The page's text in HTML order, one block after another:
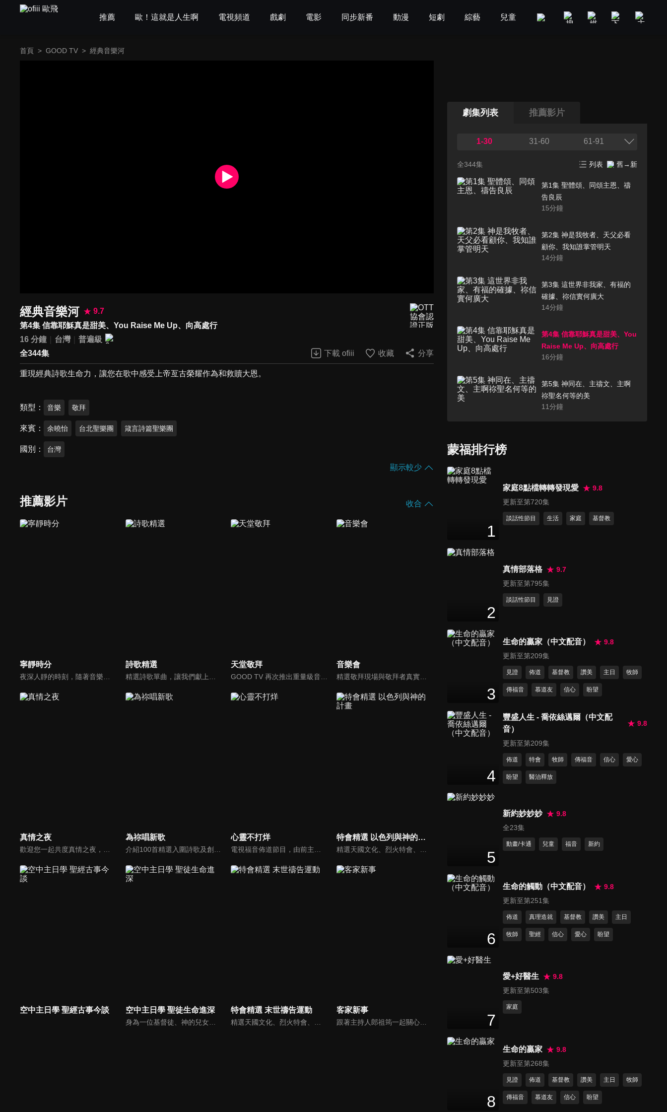
推薦 歐！這就是人生啊 電視頻道 戲劇 電影 同步新番 動漫 短劇 綜藝 兒童 GOOD TV 娛樂 美食旅遊
首頁 > GOOD TV > 經典音樂河
經典音樂河
9.7
第4集 信靠耶穌真是甜美、You Raise Me Up、向高處行
16 分鐘
台灣
普遍級
全344集
下載 ofiii 收藏 分享
重現經典詩歌生命力，讓您在歌中感受上帝亙古榮耀作為和救贖大恩。
類型 音樂 敬拜
來賓 余曉怡 台北聖樂團 箴言詩篇聖樂團
國別 台灣
顯示較少
推薦影片 收合
寧靜時分 詩歌精選 天堂敬拜 音樂會
精選敬拜現場與敬拜者真實的分享，讓我們一起向神獻上最美的祭。
真情之夜 為祢唱新歌 心靈不打烊 特會精選 以色列與神的計畫
空中主日學 聖經古事今談 空中主日學 聖徒生命進深
身為一位基督徒、神的兒女，不能只是在知識上認識這位父神，我們應該要全面認識祂，當我們越多認識祂的屬性，並且經歷祂的恩典，我們就對祂的信心就越加增，以至於在每天的生活中都能享受祂奇妙、豐盛的一切！
特會精選 末世禱告運動
精選天國文化、烈火特會、超自然大能與使徒性教會等特會，幫助我們更加明白神的心意，好讓我們的生命能走在神的道路上進入命定。
客家新事
跟著主持人郎祖筠一起關心客家事，體驗客家文化之美，透過見證分享一同經歷上帝的恩典。
劇集列表 推薦影片
1-30 31-60 61-91
全344集 列表 舊→新
第1集 聖體頌、同頌主恩、禱
告良辰
15分鐘
第2集 神是我牧者、天父必看
顧你、我知誰掌管明天
14分鐘
第3集 這世界非我家、有福的
確據、祢信實何廣大
14分鐘
第4集 信靠耶穌真是甜美、You
Raise Me Up、向高處行
16分鐘
第5集 神同在、主禱文、主啊
祢聖名何等的美
11分鐘
第7集 美哉主耶穌、聖哉聖哉
聖哉、讚美全能神
11
第9集 帶領我回家父啊、慈悲
12分鐘
家之主、平安如江河
14
帝疼世人、主拯救
有人在為你禱告、有時咱經過
第13集 我心嚮往屬天國度、聚
穌、主憐憫我們
我心嚮往屬天國度、聖者進行
曲
15
第16集 耶和華是我牧者、天父
第17集 奇異恩典、美妙創造
主、主在叫咱人
16分鐘
第19集 美妙主耶穌、祂賜我平
15分鐘
蒙福排行榜
1
家庭8點檔轉轉發現愛
9.8
更新至第720集
談話性節目 生活 家庭 基督教
2
真情部落格
9.7
更新至第795集
談話性節目 見證
3
生命的贏家（中文配音）
9.8
更新至第209集
見證 佈道 基督教 讚美 主日 牧師
傳福音 慕道友 信心 盼望
4
豐盛人生 - 喬依絲邁爾（中文配
音）
9.8
更新至第209集
佈道 特會 牧師 傳福音 信心 愛心
盼望 醫治釋放
5
新約妙妙妙
9.8
全23集
動畫/卡通 兒童 福音 新約
6
生命的觸動（中文配音）
9.8
更新至第251集
佈道 真理造就 基督教 讚美 主日
牧師 聖經 信心 愛心 盼望
7
愛+好醫生
9.8
更新至第503集
家庭
8
生命的贏家
9.8
更新至第268集
見證 佈道 基督教 讚美 主日 牧師
傳福音 慕道友 信心 盼望